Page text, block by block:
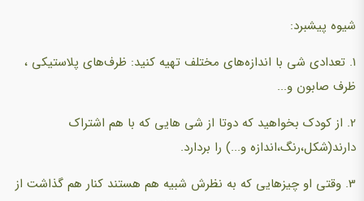
شیوه پیشبرد:
1. تعدادی شی با اندازه‌های مختلف تهیه کنید: ظرف‌های پلاستیکی ،
ظرف صابون و...
2. از کودک بخواهید که دوتا از شی هایی که با هم اشتراک
دارند(شکل،رنگ،اندازه و...) را بردارد.
3. وقتی او چیزهایی که به نظرش شبیه هم هستند کنار هم گذاشت از